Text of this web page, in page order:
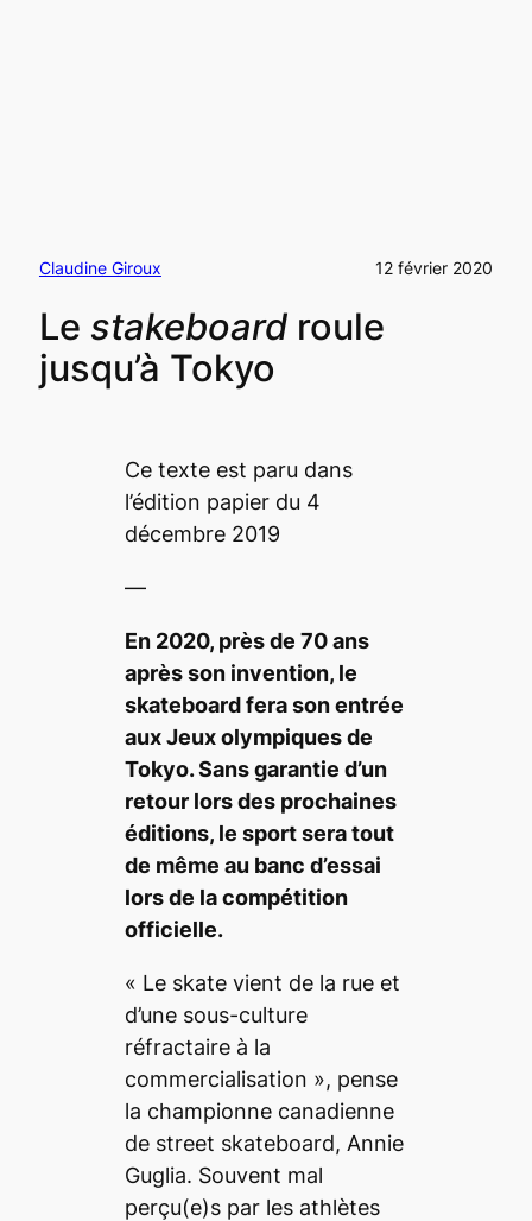
Claudine Giroux 12 février 2020
Le stakeboard roule
jusqu’à Tokyo
Ce texte est paru dans
l’édition papier du 4
décembre 2019
—
En2020, près de 70 ans
après son invention, le
skateboardfera son entrée
aux Jeux olympiques de
Tokyo. Sans garantie d’un
retour lors des prochaines
éditions, le sport sera tout
de même au banc d’essai
lors de la compétition
officielle.
« Le skatevient de la rue et
d’une sous-culture
réfractaire à la
commercialisation », pense
la championne canadienne
de street skateboard, Annie
Guglia. Souvent mal
perçu(e)s par les athlètes